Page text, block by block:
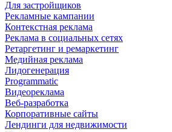
Для застройщиков
Рекламные кампании
Контекстная реклама
Реклама в социальных сетях
Ретаргетинг и ремаркетинг
Медийная реклама
Лидогенерация
Programmatic
Видеореклама
Веб-разработка
Корпоративные сайты
Лендинги для недвижимости